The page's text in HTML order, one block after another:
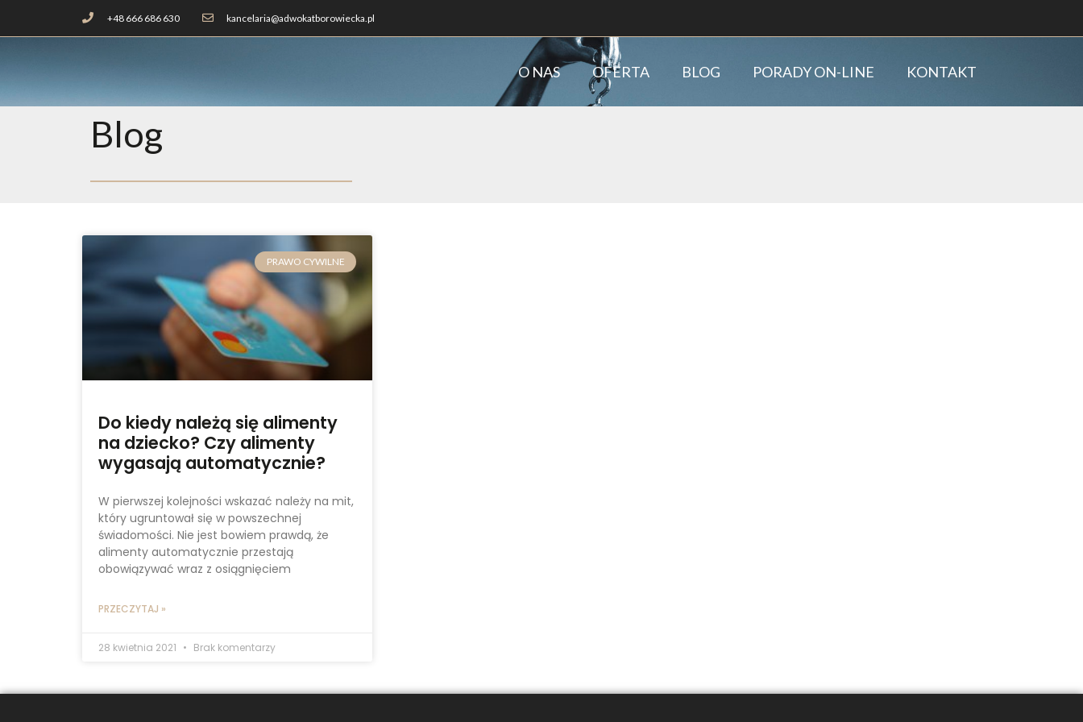
+48 666 686 630 kancelaria@adwokatborowiecka.pl
O NAS OFERTA BLOG PORADY ON-LINE KONTAKT
Blog
PRAWO CYWILNE
Do kiedy należą się alimenty
na dziecko? Czy alimenty
wygasają automatycznie?
W pierwszej kolejności wskazać należy na mit,
który ugruntował się w powszechnej
świadomości. Nie jest bowiem prawdą, że
alimenty automatycznie przestają
obowiązywać wraz z osiągnięciem
PRZECZYTAJ »
28 kwietnia 2021 Brak komentarzy